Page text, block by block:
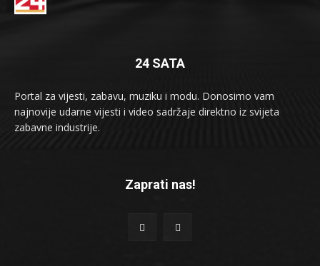
24 SATA
Portal za vijesti, zabavu, muziku i modu. Donosimo vam
najnovije udarne vijesti i video sadržaje direktno iz svijeta
zabavne industrije.
Zaprati nas!